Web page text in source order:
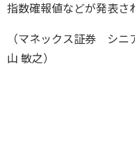
指数確報値などが発表さ
（マネックス証券 シ
山 敏之）